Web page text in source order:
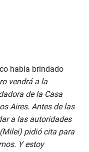
había brindado
vendrá a la
de la Casa
Aires. Antes de las
a las autoridades
pidió cita para
Y estoy